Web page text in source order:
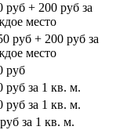
руб + 200 руб за
место
руб + 200 руб за
место
руб
руб за 1 кв. м.
руб за 1 кв. м.
за 1 кв. м.